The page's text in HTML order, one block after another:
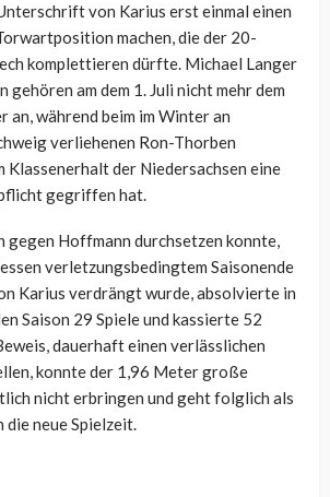
von Karius erst einmal einen
machen, die der 20-
komplettieren dürfte. Michael Langer
gehören am dem 1. Juli nicht mehr dem
an, während beim im Winter an
verliehenen Ron-Thorben
Klassenerhalt der Niedersachsen eine
gegriffen hat.
gegen Hoffmann durchsetzen konnte,
verletzungsbedingtem Saisonende
Karius verdrängt wurde, absolvierte in
Saison 29 Spiele und kassierte 52
dauerhaft einen verlässlichen
konnte der 1,96 Meter große
nicht erbringen und geht folglich als
neue Spielzeit.